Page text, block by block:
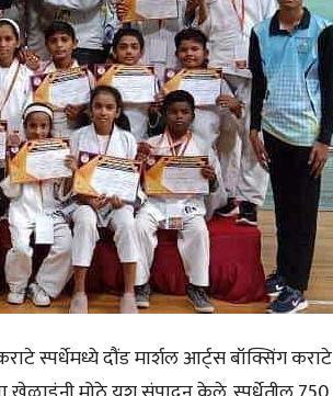
स्पर्धेमध्ये दौंड मार्शल आर्ट्स बॉक्सिंग कराटे